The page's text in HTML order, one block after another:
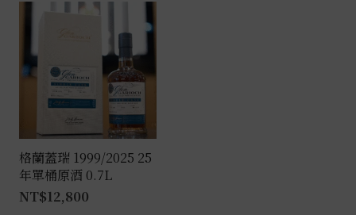
格蘭蓋瑞 1999/2025 25
年單桶原酒 0.7L
NT$12,800